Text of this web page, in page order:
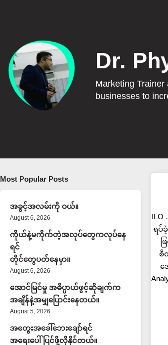
Dr.
Marketing
businesses to
Most Popular Posts
အခွင့်အလမ်းကို ဝယ်။
August 6, 2026
ကိုယ်နဲ့မကိုက်တဲ့အလုပ်တွေကလုပ်နေ
ရင်
တိုင်တွေပတ်နေမှာ။
August 6, 2026
အောင်မြင်မှု အဓိပ္ပာယ်ဖွင့်ဆိုချက်က
အချိန်နဲ့အမျှပြောင်းနေတယ်။
August 5, 2026
အတွေးအခေါ်ဘေးချော်ရင်
အရေးပေါ်ပြင်ဖို့လိုနိုင်တယ်။
ILO
ရပ်ခဲ့
စိ
အ